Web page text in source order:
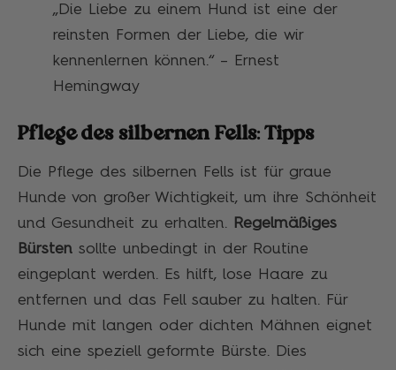
„Die Liebe zu einem Hund ist eine der
reinsten Formen der Liebe, die wir
kennenlernen können.“ – Ernest
Hemingway
Pflege des silbernen Fells: Tipps
Die Pflege des silbernen Fells ist für graue
Hunde von großer Wichtigkeit, um ihre Schönheit
und Gesundheit zu erhalten.
Regelmäßiges
Bürsten sollte unbedingt in der Routine
eingeplant werden. Es hilft, lose Haare zu
entfernen und das Fell sauber zu halten. Für
Hunde mit langen oder dichten Mähnen eignet
sich eine speziell geformte Bürste. Dies